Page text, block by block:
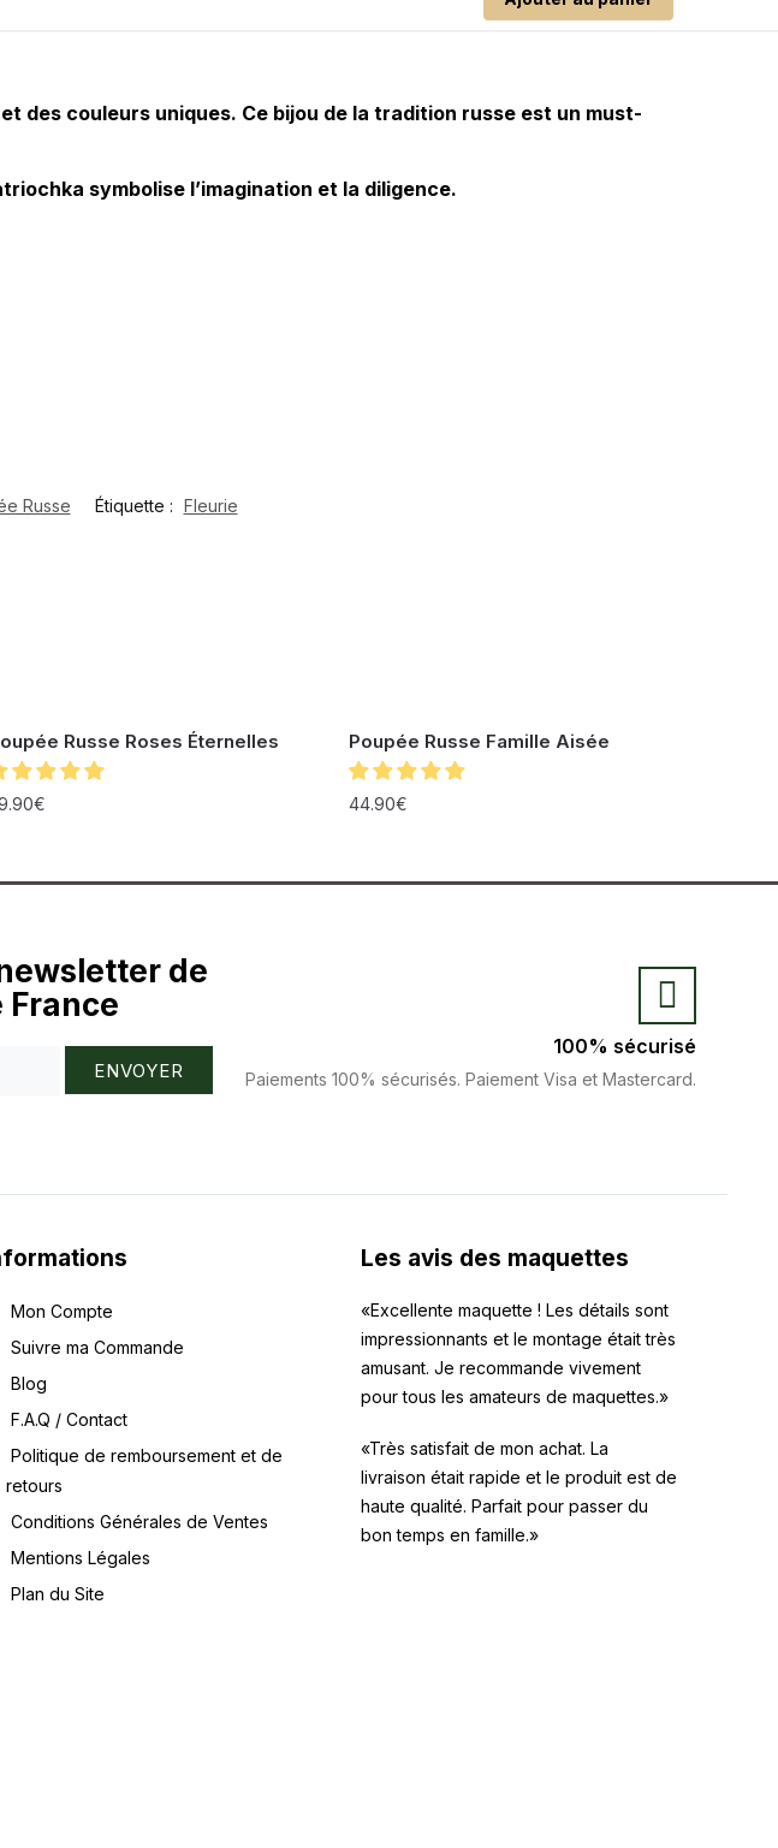
des couleurs uniques. Ce bijou de la tradition russe est un must-
symbolise l’imagination et la diligence.
Russe Étiquette : Fleurie
Russe Roses Éternelles
€
Poupée Russe Famille Aisée
44.90€
de
ENVOYER
100% sécurisé
Paiements 100% sécurisés. Paiement Visa et Mastercard.
Mon Compte
Suivre ma Commande
Blog
F.A.Q / Contact
Politique de remboursement et de
retours
Conditions Générales de Ventes
Mentions Légales
Plan du Site
Les avis des maquettes
«Excellente maquette ! Les détails sont
impressionnants et le montage était très
amusant. Je recommande vivement
pour tous les amateurs de maquettes.»
«Très satisfait de mon achat. La
livraison était rapide et le produit est de
haute qualité. Parfait pour passer du
bon temps en famille.»